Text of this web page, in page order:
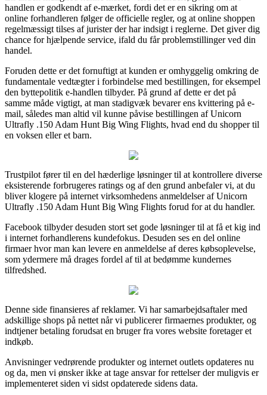
handlen er godkendt af e-mærket, fordi det er en sikring om at
online forhandleren følger de officielle regler, og at online shoppen
regelmæssigt tilses af jurister der har indsigt i reglerne. Det giver dig
chance for hjælpende service, ifald du får problemstillinger ved din
handel.
Foruden dette er det fornuftigt at kunden er omhyggelig omkring de
fundamentale vedtægter i forbindelse med bestillingen, for eksempel
den byttepolitik e-handlen tilbyder. På grund af dette er det på
samme måde vigtigt, at man stadigvæk bevarer ens kvittering på e-
mail, således man altid vil kunne påvise bestillingen af Unicorn
Ultrafly .150 Adam Hunt Big Wing Flights, hvad end du shopper til
en voksen eller et barn.
Trustpilot fører til en del hæderlige løsninger til at kontrollere diverse
eksisterende forbrugeres ratings og af den grund anbefaler vi, at du
bliver klogere på internet virksomhedens anmeldelser af Unicorn
Ultrafly .150 Adam Hunt Big Wing Flights forud for at du handler.
Facebook tilbyder desuden stort set gode løsninger til at få et kig ind
i internet forhandlerens kundefokus. Desuden ses en del online
firmaer hvor man kan levere en anmeldelse af deres købsoplevelse,
som ydermere må drages fordel af til at bedømme kundernes
tilfredshed.
Denne side finansieres af reklamer. Vi har samarbejdsaftaler med
adskillige shops på nettet når vi publicerer firmaernes produkter, og
indtjener betaling forudsat en bruger fra vores website foretager et
indkøb.
Anvisninger vedrørende produkter og internet outlets opdateres nu
og da, men vi ønsker ikke at tage ansvar for rettelser der muligvis er
implementeret siden vi sidst opdaterede sidens data.